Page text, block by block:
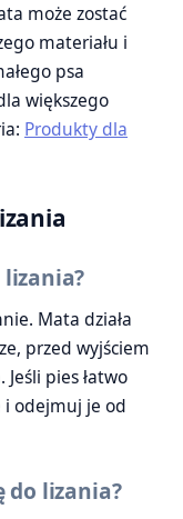
może zostać
materiału i
psa
większego
Produkty dla
lizania?
Mata działa
przed wyjściem
pies łatwo
i odejmuj je od
do lizania?